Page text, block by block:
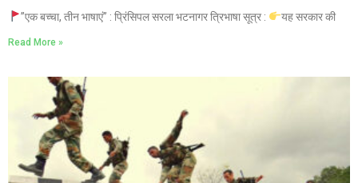
”एक बच्चा, तीन भाषाएं” : प्रिंसिपल सरला भटनागर त्रिभाषा सूत्र :
यह सरकार की
Read More »